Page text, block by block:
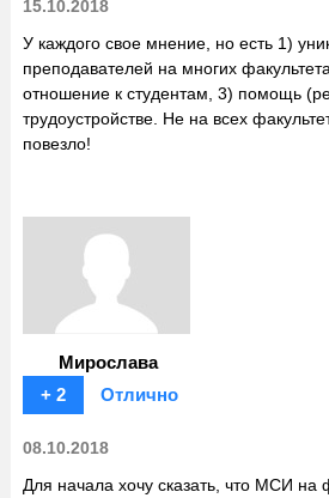
15.10.2018
У каждого свое мнение, но есть 1)
преподавателей на многих
отношение к студентам, 3) помощь
трудоустройстве. Не на всех
повезло!
Мирослава
+ 2
Отлично
08.10.2018
Для начала хочу сказать, что МСИ на